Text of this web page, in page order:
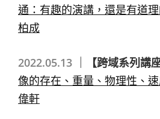
通：有趣的演講，還是有道
柏成
2022.05.13 ｜ 【跨域系列講座
像的存在、重量、物理性、
偉軒